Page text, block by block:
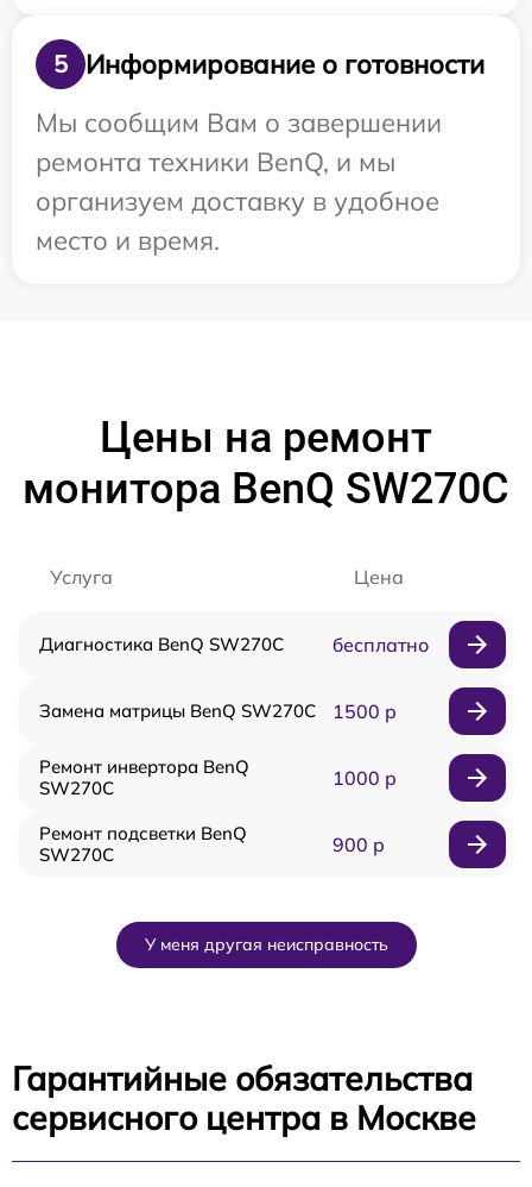
5
Информирование о готовности
Мы сообщим Вам о завершении
ремонта техники BenQ, и мы
организуем доставку в удобное
место и время.
Цены на ремонт
монитора BenQ SW270C
Услуга Цена
Диагностика BenQ SW270C бесплатно
Замена матрицы BenQ SW270C 1500 р
Ремонт инвертора BenQ
SW270C
1000 р
Ремонт подсветки BenQ
SW270C
900 р
У меня другая неисправность
Гарантийные обязательства
сервисного центра в Москве